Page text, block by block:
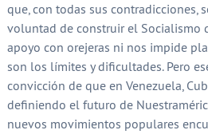
que, con todas sus contradicciones,
voluntad de construir el Socialismo
apoyo con orejeras ni nos impide
son los límites y dificultades. Pero
convicción de que en Venezuela,
definiendo el futuro de
nuevos movimientos populares